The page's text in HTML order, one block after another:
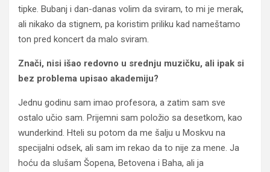
tipke. Bubanj i dan-danas volim da sviram, to mi je merak,
ali nikako da stignem, pa koristim priliku kad nameštamo
ton pred koncert da malo sviram.
Znači, nisi išao redovno u srednju muzičku, ali ipak si
bez problema upisao akademiju?
Jednu godinu sam imao profesora, a zatim sam sve
ostalo učio sam. Prijemni sam položio sa desetkom, kao
wunderkind. Hteli su potom da me šalju u Moskvu na
specijalni odsek, ali sam im rekao da to nije za mene. Ja
hoću da slušam Šopena, Betovena i Baha, ali ja